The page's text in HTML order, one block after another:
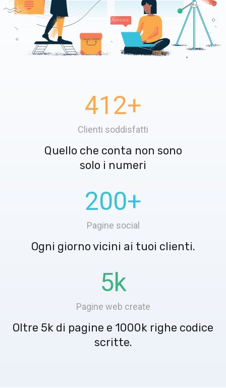
412+
Clienti soddisfatti
Quello che conta non sono
solo i numeri
200+
Pagine social
Ogni giorno vicini ai tuoi clienti.
5k
Pagine web create
Oltre 5k di pagine e 1000k righe codice
scritte.